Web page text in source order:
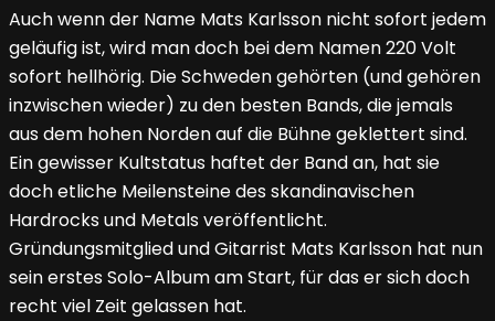
Auch wenn der Name Mats Karlsson nicht sofort jedem
geläufig ist, wird man doch bei dem Namen 220 Volt
sofort hellhörig. Die Schweden gehörten (und gehören
inzwischen wieder) zu den besten Bands, die jemals
aus dem hohen Norden auf die Bühne geklettert sind.
Ein gewisser Kultstatus haftet der Band an, hat sie
doch etliche Meilensteine des skandinavischen
Hardrocks und Metals veröffentlicht.
Gründungsmitglied und Gitarrist Mats Karlsson hat nun
sein erstes Solo-Album am Start, für das er sich doch
recht viel Zeit gelassen hat.